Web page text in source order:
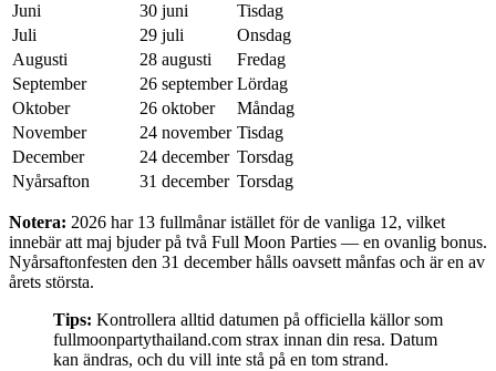
Juni
30 juni
Tisdag
Juli
29 juli
Onsdag
Augusti
28 augusti
Fredag
September
26 september Lördag
Oktober
26 oktober
Måndag
November
24 november Tisdag
December
24 december Torsdag
Nyårsafton
31 december Torsdag
Notera: 2026 har 13 fullmånar istället för de vanliga 12, vilket
innebär att maj bjuder på två Full Moon Parties — en ovanlig bonus.
Nyårsaftonfesten den 31 december hålls oavsett månfas och är en av
årets största.
Tips: Kontrollera alltid datumen på officiella källor som
fullmoonpartythailand.com strax innan din resa. Datum
kan ändras, och du vill inte stå på en tom strand.